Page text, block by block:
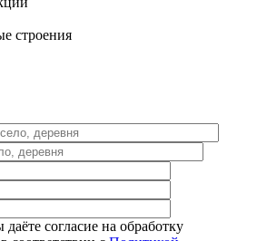
строения
согласие на обработку